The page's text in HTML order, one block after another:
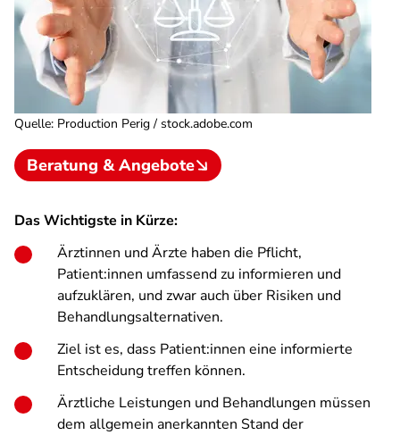
Quelle: Production Perig / stock.adobe.com
Beratung & Angebote
Das Wichtigste in Kürze:
Ärztinnen und Ärzte haben die Pflicht,
Patient:innen umfassend zu informieren und
aufzuklären, und zwar auch über Risiken und
Behandlungsalternativen.
Ziel ist es, dass Patient:innen eine informierte
Entscheidung treffen können.
Ärztliche Leistungen und Behandlungen müssen
dem allgemein anerkannten Stand der